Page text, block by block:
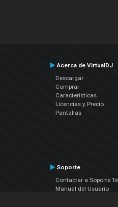
Acerca de VirtualDJ
Descargar
Comprar
Características
Licencias y Precio
Pantallas
Soporte
Contactar a Soporte
Manual del Usuario